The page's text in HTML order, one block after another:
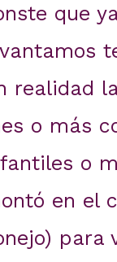
que
realidad
o más
o
en el
para